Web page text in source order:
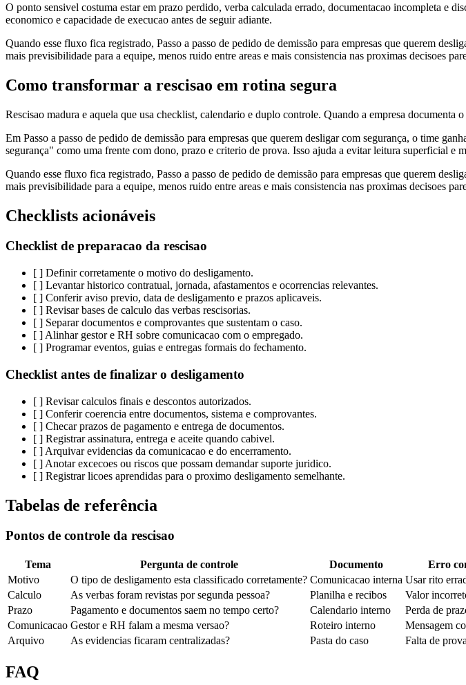
O ponto sensivel costuma estar em prazo perdido, verba calculada errado, documentacao incompleta e
economico e capacidade de execucao antes de seguir adiante.
Quando esse fluxo fica registrado, Passo a passo de pedido de demissão para empresas que querem
mais previsibilidade para a equipe, menos ruido entre areas e mais consistencia nas proximas decisoes
Como transformar a rescisao em rotina segura
Rescisao madura e aquela que usa checklist, calendario e duplo controle. Quando a empresa
Em Passo a passo de pedido de demissão para empresas que querem desligar com segurança, o time
segurança" como uma frente com dono, prazo e criterio de prova. Isso ajuda a evitar leitura superficial e
Quando esse fluxo fica registrado, Passo a passo de pedido de demissão para empresas que querem
mais previsibilidade para a equipe, menos ruido entre areas e mais consistencia nas proximas decisoes
Checklists acionáveis
Checklist de preparacao da rescisao
[ ] Definir corretamente o motivo do desligamento.
[ ] Levantar historico contratual, jornada, afastamentos e ocorrencias relevantes.
[ ] Conferir aviso previo, data de desligamento e prazos aplicaveis.
[ ] Revisar bases de calculo das verbas rescisorias.
[ ] Separar documentos e comprovantes que sustentam o caso.
[ ] Alinhar gestor e RH sobre comunicacao com o empregado.
[ ] Programar eventos, guias e entregas formais do fechamento.
Checklist antes de finalizar o desligamento
[ ] Revisar calculos finais e descontos autorizados.
[ ] Conferir coerencia entre documentos, sistema e comprovantes.
[ ] Checar prazos de pagamento e entrega de documentos.
[ ] Registrar assinatura, entrega e aceite quando cabivel.
[ ] Arquivar evidencias da comunicacao e do encerramento.
[ ] Anotar excecoes ou riscos que possam demandar suporte juridico.
[ ] Registrar licoes aprendidas para o proximo desligamento semelhante.
Tabelas de referência
Pontos de controle da rescisao
Tema Pergunta de controle Documento Erro
Motivo
O tipo de desligamento esta classificado corretamente? Comunicacao interna Usar rito
Calculo
As verbas foram revistas por segunda pessoa? Planilha e recibos Valor
Prazo
Pagamento e documentos saem no tempo certo? Calendario interno Perda de
Comunicacao Gestor e RH falam a mesma versao? Roteiro interno Mensagem
Arquivo
As evidencias ficaram centralizadas? Pasta do caso Falta de
FAQ